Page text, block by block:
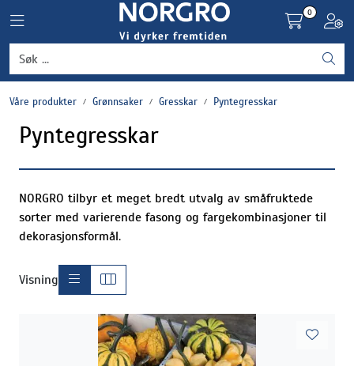
Toggle navigation
0
Våre produkter Grønnsaker Gresskar Pyntegresskar
Pyntegresskar
NORGRO tilbyr et meget bredt utvalg av småfruktede
sorter med varierende fasong og fargekombinasjoner til
dekorasjonsformål.
Visning
Grønnsaker
Settepotet og setteløk
Frukt og bær
Plantevern og nyttedyr
Blomster, potter og brett
Driftsmidler